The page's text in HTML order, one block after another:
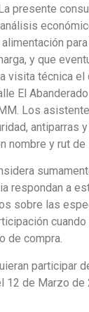
presente
y que
visita técnica el
El
Los
antiparras
nombre y rut
respondan a
sobre las
cuando
de compra.
participar
12 de Marzo de